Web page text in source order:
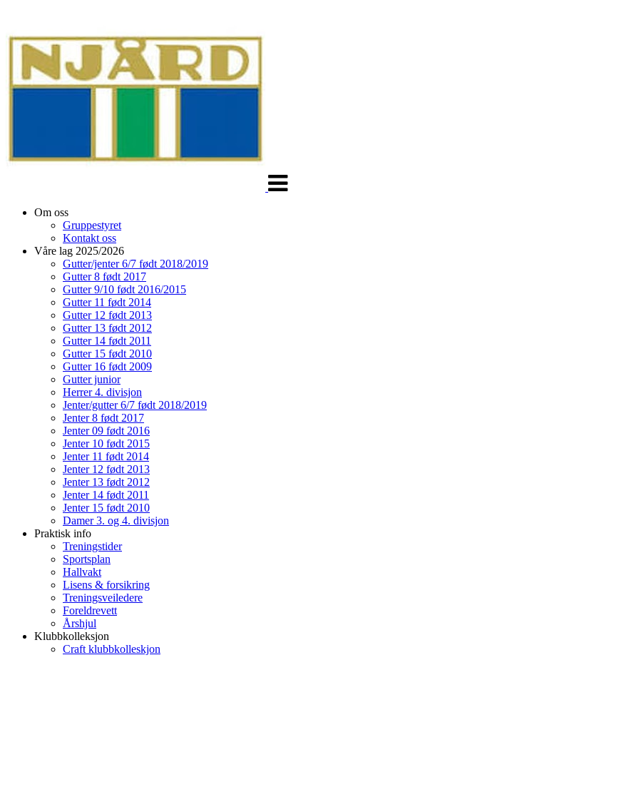
Om oss
Gruppestyret
Kontakt oss
Våre lag 2025/2026
Gutter/jenter 6/7 født 2018/2019
Gutter 8 født 2017
Gutter 9/10 født 2016/2015
Gutter 11 født 2014
Gutter 12 født 2013
Gutter 13 født 2012
Gutter 14 født 2011
Gutter 15 født 2010
Gutter 16 født 2009
Gutter junior
Herrer 4. divisjon
Jenter/gutter 6/7 født 2018/2019
Jenter 8 født 2017
Jenter 09 født 2016
Jenter 10 født 2015
Jenter 11 født 2014
Jenter 12 født 2013
Jenter 13 født 2012
Jenter 14 født 2011
Jenter 15 født 2010
Damer 3. og 4. divisjon
Praktisk info
Treningstider
Sportsplan
Hallvakt
Lisens & forsikring
Treningsveiledere
Foreldrevett
Årshjul
Klubbkolleksjon
Craft klubbkolleskjon